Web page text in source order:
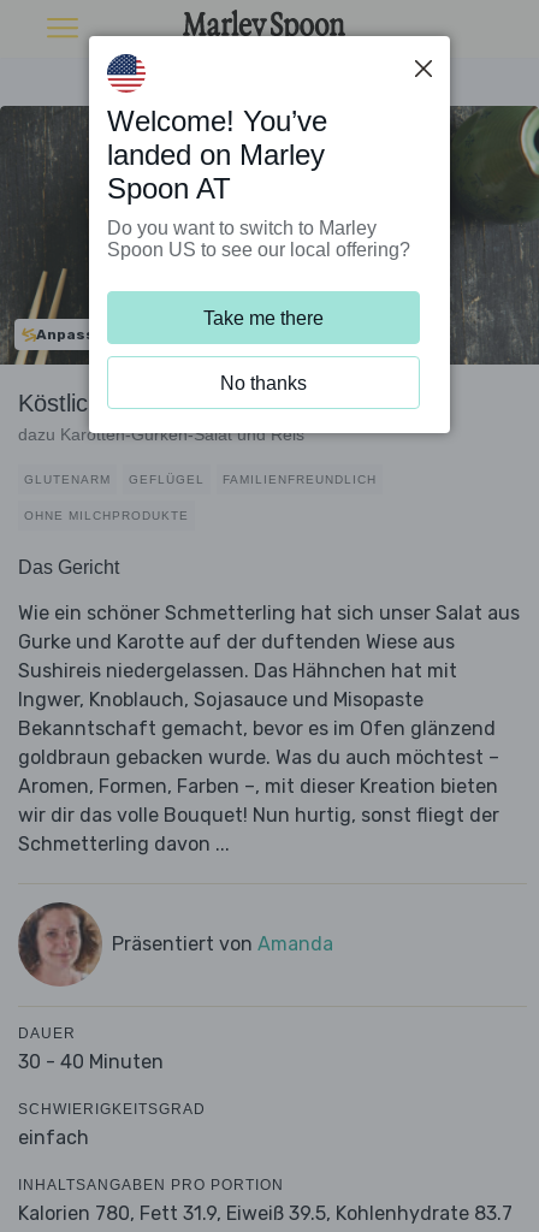
Anpassbar
Köstliches Hähnchen mit Misoglasur
dazu Karotten-Gurken-Salat und Reis
GLUTENARM GEFLÜGEL FAMILIENFREUNDLICH
OHNE MILCHPRODUKTE
Das Gericht
Wie ein schöner Schmetterling hat sich unser Salat aus
Gurke und Karotte auf der duftenden Wiese aus
Sushireis niedergelassen. Das Hähnchen hat mit
Ingwer, Knoblauch, Sojasauce und Misopaste
Bekanntschaft gemacht, bevor es im Ofen glänzend
goldbraun gebacken wurde. Was du auch möchtest –
Aromen, Formen, Farben –, mit dieser Kreation bieten
wir dir das volle Bouquet! Nun hurtig, sonst fliegt der
Schmetterling davon ...
Präsentiert von Amanda
DAUER
30 - 40 Minuten
SCHWIERIGKEITSGRAD
einfach
INHALTSANGABEN PRO PORTION
Kalorien 780, Fett 31.9, Eiweiß 39.5, Kohlenhydrate 83.7
Welcome! You’ve
landed on Marley
Spoon AT
Do you want to switch to Marley
Spoon US to see our local offering?
Take me there
No thanks